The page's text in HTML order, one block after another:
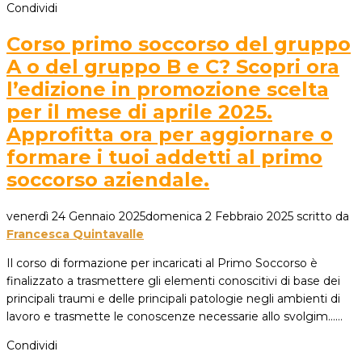
Condividi
Corso primo soccorso del gruppo
A o del gruppo B e C? Scopri ora
l’edizione in promozione scelta
per il mese di aprile 2025.
Approfitta ora per aggiornare o
formare i tuoi addetti al primo
soccorso aziendale.
venerdì 24 Gennaio 2025domenica 2 Febbraio 2025 scritto da
Francesca Quintavalle
Il corso di formazione per incaricati al Primo Soccorso è
finalizzato a trasmettere gli elementi conoscitivi di base dei
principali traumi e delle principali patologie negli ambienti di
lavoro e trasmette le conoscenze necessarie allo svolgim...…
Condividi